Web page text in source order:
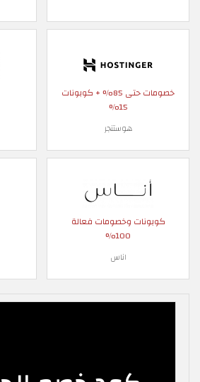
خصومات حتى 85% + كوبونات
15%
هوستنجر
كوبونات وخصومات فعالة
100%
اناس